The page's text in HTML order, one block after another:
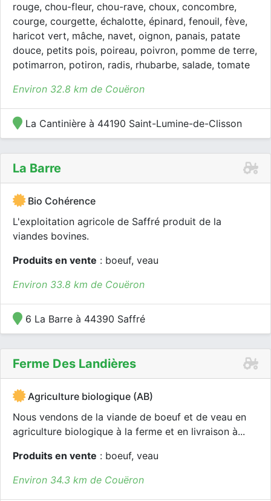
rouge, chou-fleur, chou-rave, choux, concombre,
courge, courgette, échalotte, épinard, fenouil, fève,
haricot vert, mâche, navet, oignon, panais, patate
douce, petits pois, poireau, poivron, pomme de terre,
potimarron, potiron, radis, rhubarbe, salade, tomate
Environ 32.8 km de Couëron
La Cantinière à 44190 Saint-Lumine-de-Clisson
La Barre
Bio Cohérence
L'exploitation agricole de Saffré produit de la
viandes bovines.
Produits en vente : boeuf, veau
Environ 33.8 km de Couëron
6 La Barre à 44390 Saffré
Ferme Des Landières
Agriculture biologique (AB)
Nous vendons de la viande de boeuf et de veau en
agriculture biologique à la ferme et en livraison à...
Produits en vente : boeuf, veau
Environ 34.3 km de Couëron